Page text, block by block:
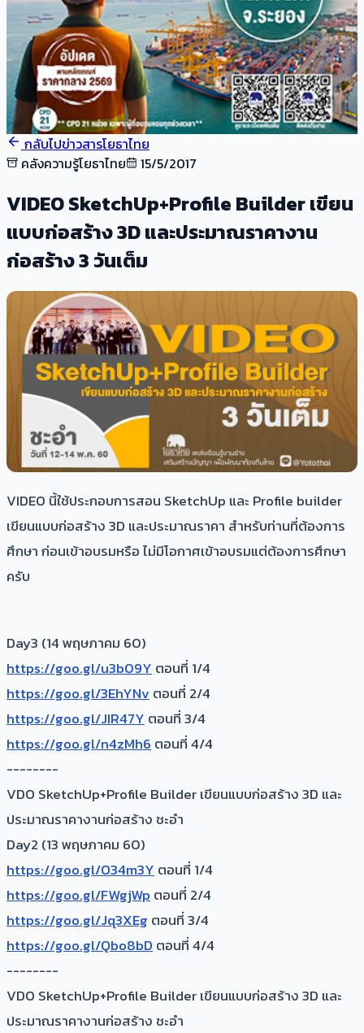
กลับไปข่าวสารโยธาไทย
คลังความรู้โยธาไทย
15/5/2017
VIDEO SketchUp+Profile Builder เขียน
แบบก่อสร้าง 3D และประมาณราคางาน
ก่อสร้าง 3 วันเต็ม
VIDEO นี้ใช้ประกอบการสอน SketchUp และ Profile builder
เขียนแบบก่อสร้าง 3D และประมาณราคา สำหรับท่านที่ต้องการ
ศึกษา ก่อนเข้าอบรมหรือ ไม่มีโอกาศเข้าอบรมแต่ต้องการศึกษา
ครับ
Day3 (14 พฤษภาคม 60)
https://goo.gl/u3b09Y ตอนที่ 1/4
https://goo.gl/3EhYNv ตอนที่ 2/4
https://goo.gl/JIR47Y ตอนที่ 3/4
https://goo.gl/n4zMh6 ตอนที่ 4/4
--------
VDO SketchUp+Profile Builder เขียนแบบก่อสร้าง 3D และ
ประมาณราคางานก่อสร้าง ชะอำ
Day2 (13 พฤษภาคม 60)
https://goo.gl/O34m3Y ตอนที่ 1/4
https://goo.gl/FWgjWp ตอนที่ 2/4
https://goo.gl/Jq3XEg ตอนที่ 3/4
https://goo.gl/Qbo8bD ตอนที่ 4/4
--------
VDO SketchUp+Profile Builder เขียนแบบก่อสร้าง 3D และ
ประมาณราคางานก่อสร้าง ชะอำ